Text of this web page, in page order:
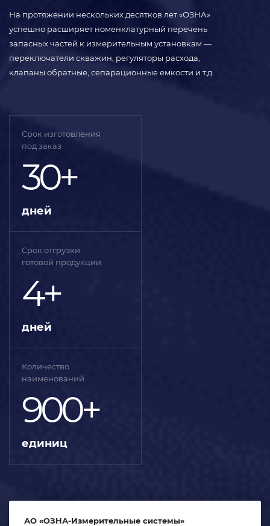
На протяжении нескольких десятков лет «ОЗНА»
успешно расширяет номенклатурный перечень
запасных частей к измерительным установкам —
переключатели скважин, регуляторы расхода,
клапаны обратные, сепарационные емкости и т.д
Срок изготовления
под заказ
30+
дней
Срок отгрузки
готовой продукции
4+
дней
Количество
наименований
900+
единиц
АО «ОЗНА-Измерительные системы»